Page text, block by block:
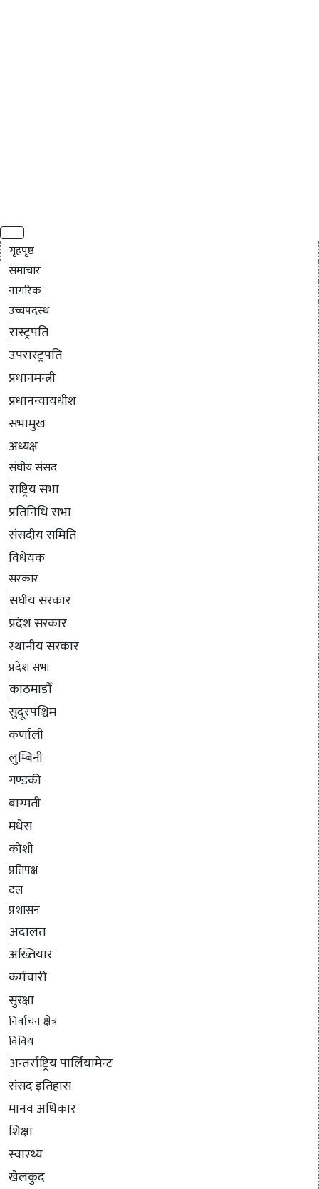
गृहपृष्ठ
समाचार
नागरिक
उच्चपदस्थ
रास्ट्रपति
उपरास्ट्रपति
प्रधानमन्त्री
प्रधानन्यायधीश
सभामुख
अध्यक्ष
संघीय संसद
राष्ट्रिय सभा
प्रतिनिधि सभा
संसदीय समिति
विधेयक
सरकार
संघीय सरकार
प्रदेश सरकार
स्थानीय सरकार
प्रदेश सभा
काठमाडौँ
सुदूरपश्चिम
कर्णाली
लुम्बिनी
गण्डकी
बाग्मती
मधेस
कोशी
प्रतिपक्ष
दल
प्रशासन
अदालत
अख्तियार
कर्मचारी
सुरक्षा
निर्वाचन क्षेत्र
विविध
अन्तर्राष्ट्रिय पार्लियामेन्ट
संसद इतिहास
मानव अधिकार
शिक्षा
स्वास्थ्य
खेलकुद